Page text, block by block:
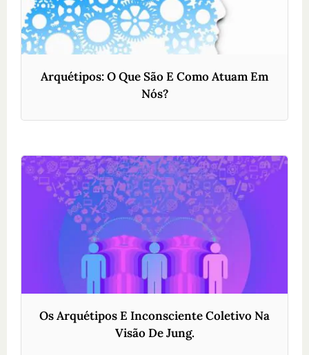
Arquétipos: O Que São E Como Atuam Em
Nós?
Os Arquétipos E Inconsciente Coletivo Na
Visão De Jung.